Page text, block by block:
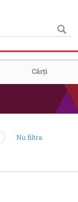
Cărţi
Nu filtra